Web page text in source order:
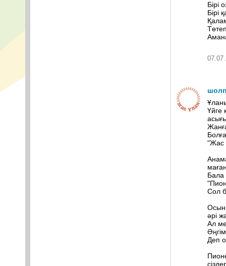
Бірі
Бірі
Үйге
"Жас
Бала
Сол
əрі
Ал
Деп